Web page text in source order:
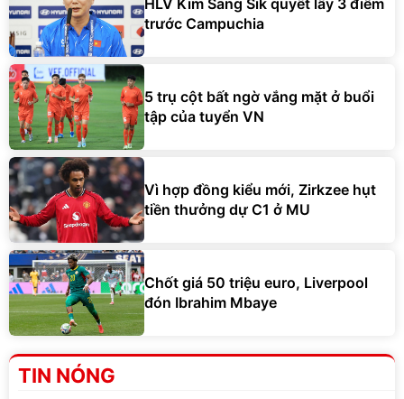
HLV Kim Sang Sik quyết lấy 3 điểm
trước Campuchia
5 trụ cột bất ngờ vắng mặt ở buổi
tập của tuyển VN
Vì hợp đồng kiểu mới, Zirkzee hụt
tiền thưởng dự C1 ở MU
Chốt giá 50 triệu euro, Liverpool
đón Ibrahim Mbaye
TIN NÓNG